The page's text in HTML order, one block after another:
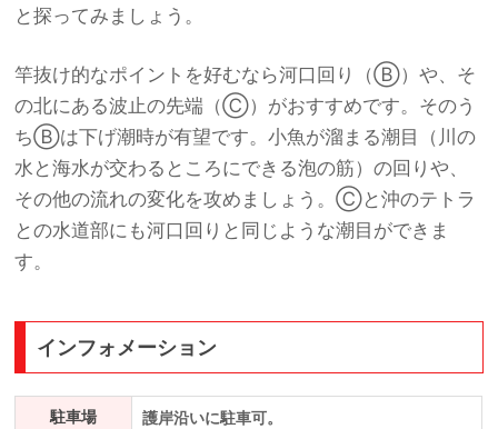
と探ってみましょう。
竿抜け的なポイントを好むなら河口回り（Ⓑ）や、そ
の北にある波止の先端（Ⓒ）がおすすめです。そのう
ちⒷは下げ潮時が有望です。小魚が溜まる潮目（川の
水と海水が交わるところにできる泡の筋）の回りや、
その他の流れの変化を攻めましょう。Ⓒと沖のテトラ
との水道部にも河口回りと同じような潮目ができま
す。
インフォメーション
駐車場 護岸沿いに駐車可。